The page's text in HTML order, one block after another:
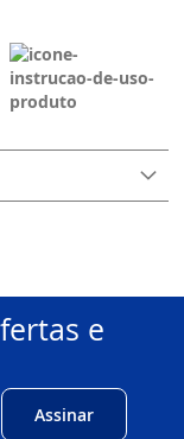
e
Assinar